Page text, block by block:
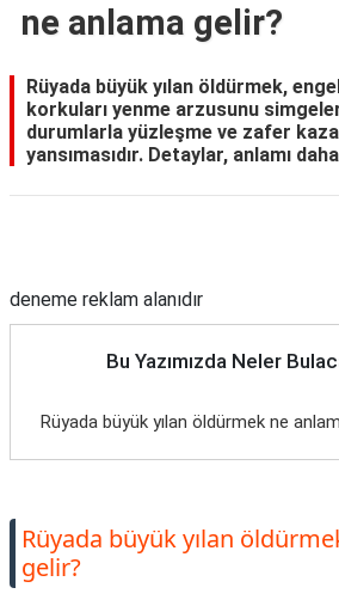
ne anlama gelir?
Rüyada büyük yılan öldürmek,
korkuları yenme arzusunu
durumlarla yüzleşme ve zafer
yansımasıdır. Detaylar, anlamı
deneme reklam alanıdır
Bu Yazımızda Neler
Rüyada büyük yılan öldürmek ne
Rüyada büyük yılan
gelir?